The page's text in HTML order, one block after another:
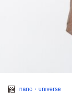
nano・universe